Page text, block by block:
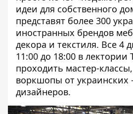
идеи для собственного
представят более 300
иностранных брендов
декора и текстиля. Все 4
11:00 до 18:00 в лектории
проходить мастер-
воркшопы от украинских
дизайнеров.